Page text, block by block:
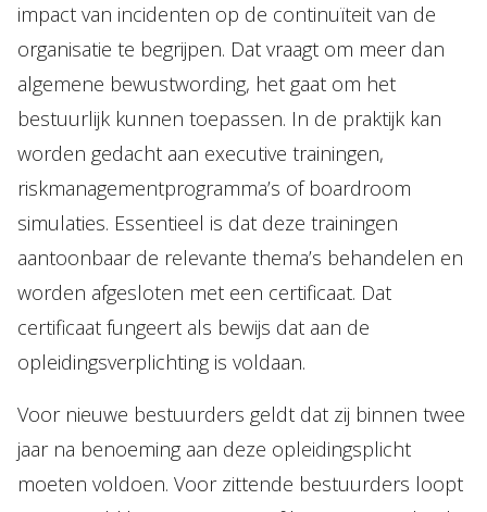
impact van incidenten op de continuïteit van de
organisatie te begrijpen. Dat vraagt om meer dan
algemene bewustwording, het gaat om het
bestuurlijk kunnen toepassen. In de praktijk kan
worden gedacht aan executive trainingen,
riskmanagementprogramma’s of boardroom
simulaties. Essentieel is dat deze trainingen
aantoonbaar de relevante thema’s behandelen en
worden afgesloten met een certificaat. Dat
certificaat fungeert als bewijs dat aan de
opleidingsverplichting is voldaan.
Voor nieuwe bestuurders geldt dat zij binnen twee
jaar na benoeming aan deze opleidingsplicht
moeten voldoen. Voor zittende bestuurders loopt